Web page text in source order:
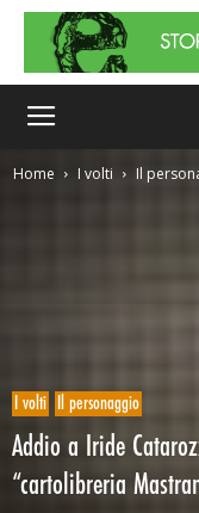
Home I volti Il
I volti Il personaggio
Addio a Iride
“cartolibreria